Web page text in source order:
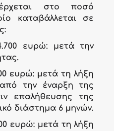
στο ποσό
καταβάλλεται σε
ευρώ: μετά την
ευρώ: μετά τη λήξη
την έναρξη της
επαλήθευσης της
διάστημα 6 μηνών.
ευρώ: μετά τη λήξη